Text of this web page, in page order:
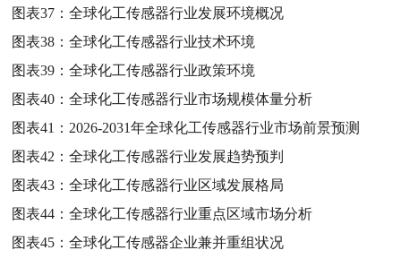
图表37：全球化工传感器行业发展环境概况
图表38：全球化工传感器行业技术环境
图表39：全球化工传感器行业政策环境
图表40：全球化工传感器行业市场规模体量分析
图表41： 2026-2031年全球化工传感器行业市场前景预测
图表42：全球化工传感器行业发展趋势预判
图表43：全球化工传感器行业区域发展格局
图表44：全球化工传感器行业重点区域市场分析
图表45：全球化工传感器企业兼并重组状况